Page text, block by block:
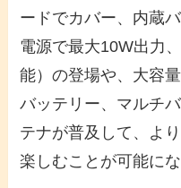
ードでカバー、内蔵
電源で最大10W出力
能）の登場や、大容
バッテリー、マルチ
テナが普及して、よ
楽しむことが可能にな